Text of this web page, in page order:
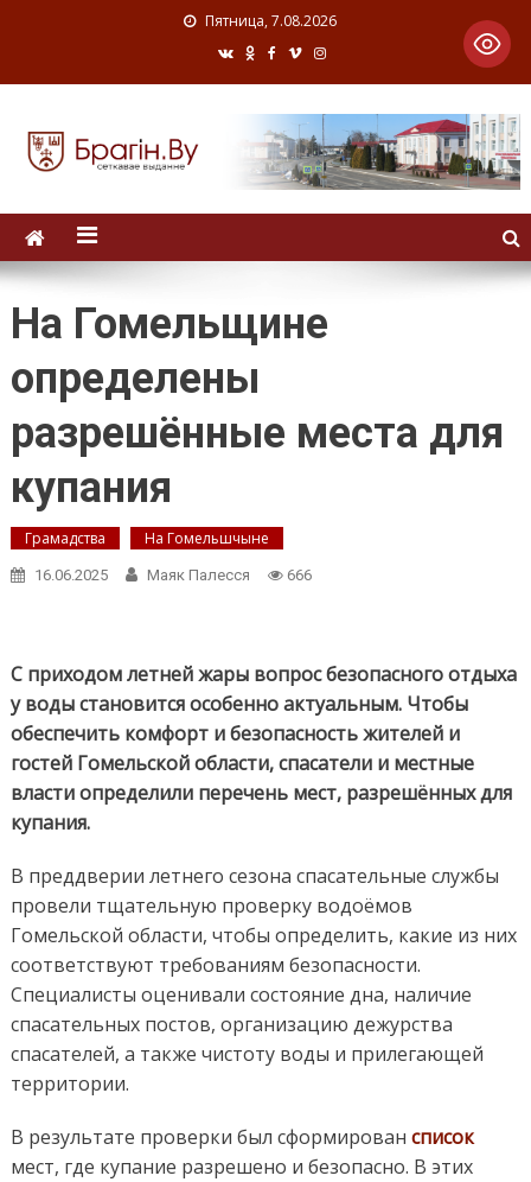
Пятница, 7.08.2026
На Гомельщине
определены
разрешённые места для
купания
Грамадства На Гомельшчыне
16.06.2025 Маяк Палесся 666
С приходом летней жары вопрос безопасного отдыха
у воды становится особенно актуальным. Чтобы
обеспечить комфорт и безопасность жителей и
гостей Гомельской области, спасатели и местные
власти определили перечень мест, разрешённых для
купания.
В преддверии летнего сезона спасательные службы
провели тщательную проверку водоёмов
Гомельской области, чтобы определить, какие из них
соответствуют требованиям безопасности.
Специалисты оценивали состояние дна, наличие
спасательных постов, организацию дежурства
спасателей, а также чистоту воды и прилегающей
территории.
В результате проверки был сформирован список
мест, где купание разрешено и безопасно. В этих